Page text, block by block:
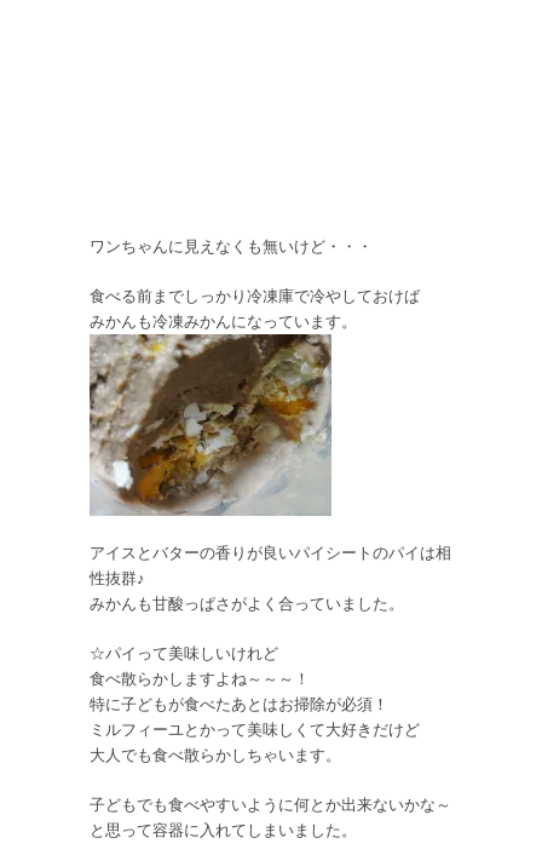
ワンちゃんに見えなくも無いけど・・・
食べる前までしっかり冷凍庫で冷やしておけば
みかんも冷凍みかんになっています。
アイスとバターの香りが良いパイシートのパイは相
性抜群♪
みかんも甘酸っぱさがよく合っていました。
☆パイって美味しいけれど
食べ散らかしますよね～～～！
特に子どもが食べたあとはお掃除が必須！
ミルフィーユとかって美味しくて大好きだけど
大人でも食べ散らかしちゃいます。
子どもでも食べやすいように何とか出来ないかな～
と思って容器に入れてしまいました。